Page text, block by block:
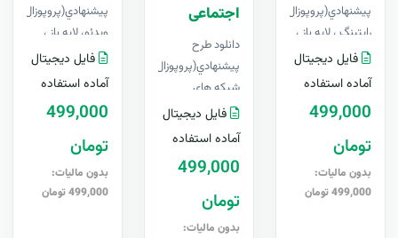
پيشنهادي(پروپوزال)کپی
رایتینگ ، لایه باز ،
قابل ویرایش در
Word+ آپدیت
با..
فایل دیجیتال
آماده استفاده
499,000
تومان
بدون مالیات:
499,000 تومان
اجتماعی
دانلود طرح
پيشنهادي(پروپوزال)مدیریت
شبکه های
اجتماعی ، لایه باز ،
قابل ویرایش در
رایگانب..
فایل دیجیتال
آماده استفاده
499,000
تومان
بدون مالیات:
پيشنهادي(پروپوزال)
ویدئو، لایه باز ،
قابل ویرایش در
Word+ آپدیت
فایل دیجیتال
آماده استفاده
499,000
تومان
بدون مالیات:
499,000 تومان